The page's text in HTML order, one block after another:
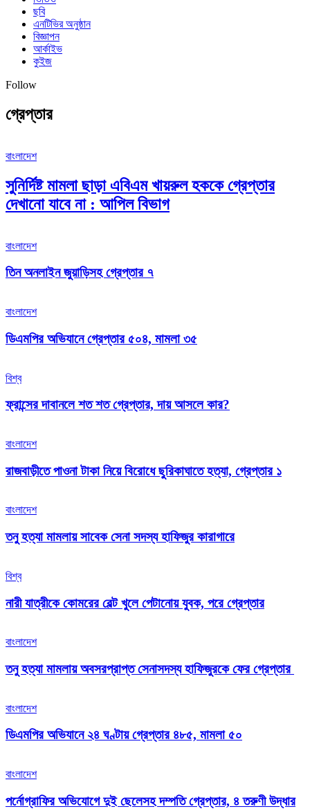
ছবি
এনটিভির অনুষ্ঠান
বিজ্ঞাপন
আর্কাইভ
কুইজ
Follow
গ্রেপ্তার
বাংলাদেশ
সুনির্দিষ্ট মামলা ছাড়া এবিএম খায়রুল হককে গ্রেপ্তার
দেখানো যাবে না : আপিল বিভাগ
বাংলাদেশ
তিন অনলাইন জুয়াড়িসহ গ্রেপ্তার ৭
বাংলাদেশ
ডিএমপির অভিযানে গ্রেপ্তার ৫০৪, মামলা ৩৫
বিশ্ব
ফ্রান্সের দাবানলে শত শত গ্রেপ্তার, দায় আসলে কার?
বাংলাদেশ
রাজবাড়ীতে পাওনা টাকা নিয়ে বিরোধে ছুরিকাঘাতে হত্যা, গ্রেপ্তার ১
বাংলাদেশ
তনু হত্যা মামলায় সাবেক সেনা সদস্য হাফিজুর কারাগারে
বিশ্ব
নারী যাত্রীকে কোমরের বেল্ট খুলে পেটানোয় যুবক, পরে গ্রেপ্তার
বাংলাদেশ
তনু হত্যা মামলায় অবসরপ্রাপ্ত সেনাসদস্য হাফিজুরকে ফের গ্রেপ্তার
বাংলাদেশ
ডিএমপির অভিযানে ২৪ ঘণ্টায় গ্রেপ্তার ৪৮৫, মামলা ৫০
বাংলাদেশ
পর্নোগ্রাফির অভিযোগে দুই ছেলেসহ দম্পতি গ্রেপ্তার, ৪ তরুণী উদ্ধার